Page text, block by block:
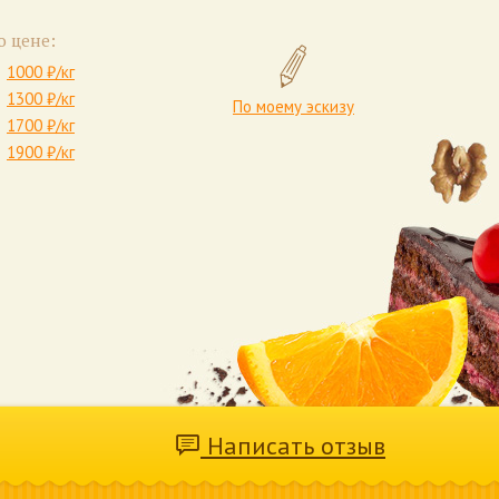
цене:
1000 ₽/кг
1300 ₽/кг
1700 ₽/кг
1900 ₽/кг
По моему эскизу
Написать отзыв